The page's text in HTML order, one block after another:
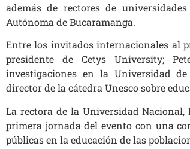
además de rectores de
Autónoma de Bucaramanga.
Entre los invitados internacionales al
presidente de Cetys University;
investigaciones en la Universidad
director de la cátedra Unesco sobre
La rectora de la Universidad
primera jornada del evento con una
públicas en la educación de las